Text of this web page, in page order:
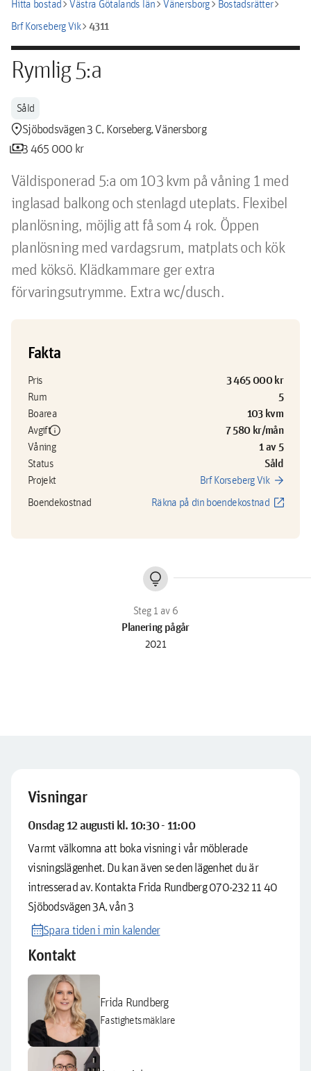
Hitta bostadchevron_rightVästra Götalands länchevron_rightVänersborgchevron_rightBostadsrätterchevron_right
Brf Korseberg Vikchevron_right4311
Rymlig 5:a
Såld
location_pinSjöbodsvägen 3 C, Korseberg, Vänersborg
payments3 465 000 kr
Väldisponerad 5:a om 103 kvm på våning 1 med
inglasad balkong och stenlagd uteplats. Flexibel
planlösning, möjlig att få som 4 rok. Öppen
planlösning med vardagsrum, matplats och kök
med köksö. Klädkammare ger extra
förvaringsutrymme. Extra wc/dusch.
Fakta
Pris 3 465 000 kr
Rum 5
Boarea 103 kvm
Avgiftinfo 7 580 kr/mån
Våning 1 av 5
Status Såld
Projekt Brf Korseberg Vik arrow_forward
Boendekostnad Räkna på din boendekostnad open_in_new
lightbulb
Planering pågår
2021
Visningar
Onsdag 12 augusti kl. 10:30 - 11:00
Varmt välkomna att boka visning i vår möblerade
visningslägenhet. Du kan även se den lägenhet du är
intresserad av. Kontakta Frida Rundberg 070-232 11 40
Sjöbodsvägen 3A, vån 3
calendar_monthSpara tiden i min kalender
Kontakt
Frida Rundberg
Fastighetsmäklare